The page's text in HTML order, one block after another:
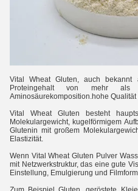
Vital Wheat Gluten, auch bekannt
Proteingehalt von mehr
Aminosäurekomposition.hohe
Vital Wheat Gluten besteht
Molekulargewicht, kugelförmigem
Glutenin mit großem
Elastizität.
Wenn Vital Wheat Gluten Pulver
mit Netzwerkstruktur, das eine gute
Einstellung, Emulgierung und